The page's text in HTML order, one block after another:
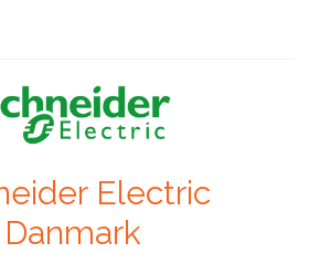
Electric
Danmark